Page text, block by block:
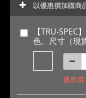
以優惠價加購商
【TRU-
色、尺寸（現
優惠